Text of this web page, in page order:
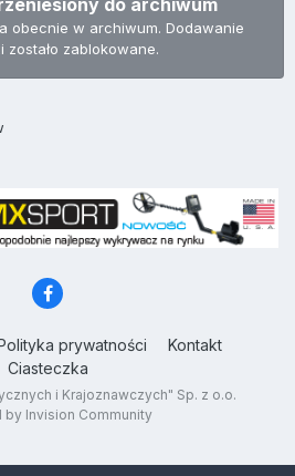
do archiwum
obecnie w archiwum. Dodawanie
zablokowane.
prywatności
Kontakt
Ciasteczka
i Krajoznawczych" Sp. z o.o.
by Invision Community